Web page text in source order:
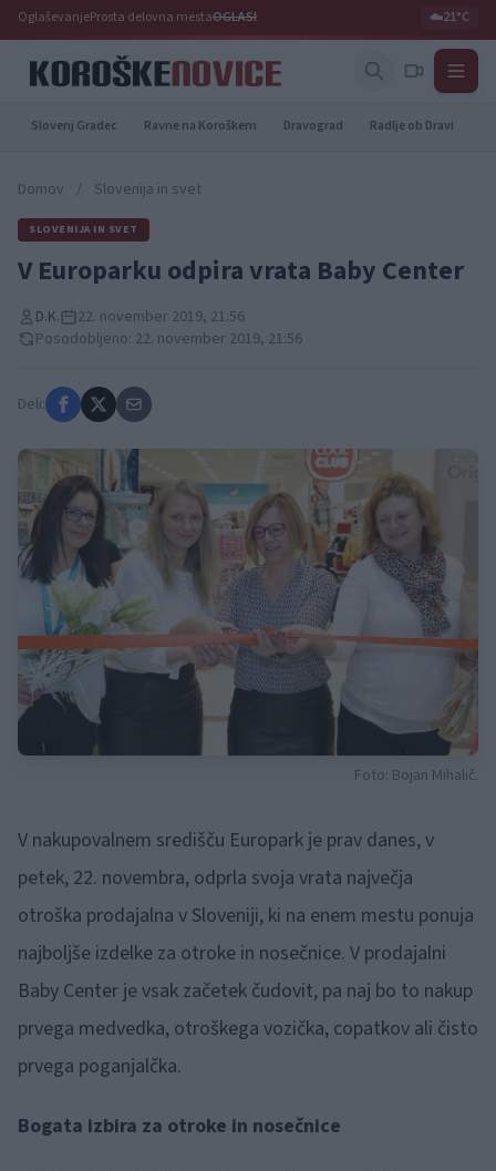
OglaševanjeProsta delovna mestaOGLASI ☁️21°C
Slovenj Gradec Ravne na Koroškem Dravograd Radlje ob Dravi
Domov / Slovenija in svet
SLOVENIJA IN SVET
V Europarku odpira vrata Baby Center
D.K.
22. november 2019, 21:56
Posodobljeno: 22. november 2019, 21:56
Deli:
Foto: Bojan Mihalič.
V nakupovalnem središču Europark je prav danes, v
petek, 22. novembra, odprla svoja vrata največja
otroška prodajalna v Sloveniji, ki na enem mestu ponuja
najboljše izdelke za otroke in nosečnice. V prodajalni
Baby Center je vsak začetek čudovit, pa naj bo to nakup
prvega medvedka, otroškega vozička, copatkov ali čisto
prvega poganjalčka.
Bogata izbira za otroke in nosečnice